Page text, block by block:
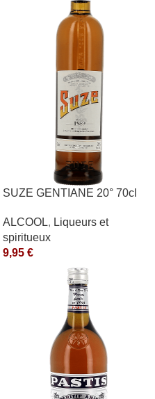
SUZE GENTIANE 20° 70cl
ALCOOL, Liqueurs et
spiritueux
9,95 €